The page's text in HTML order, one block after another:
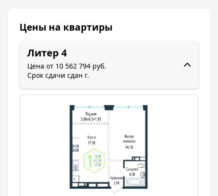
Цены на квартиры
Литер 4
Цена от 10 562 794 руб.
Срок сдачи сдан г.